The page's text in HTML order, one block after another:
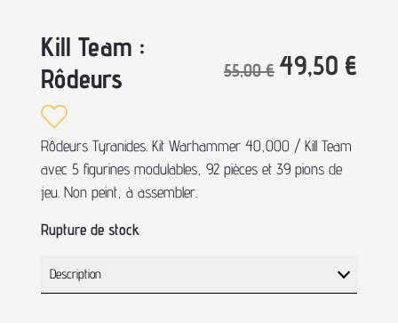
Kill Team :
Rôdeurs
49,50 €
55,00€
Rôdeurs Tyranides. Kit Warhammer 40,000 / Kill Team
avec 5 figurines modulables, 92 pièces et 39 pions de
jeu. Non peint, à assembler.
Rupture de stock
Description